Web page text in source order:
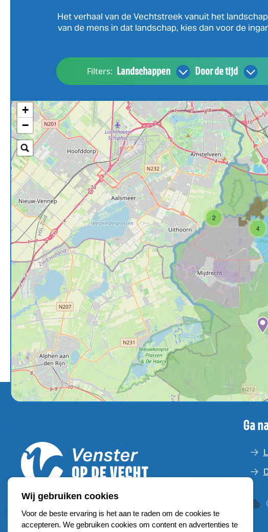
Wij gebruiken cookies
Voor de beste ervaring is het aan te raden om de cookies te
accepteren. We gebruiken cookies om content en advertenties te
Het verhaal van de Vechtstreek vanuit het
van de mens in dat landschap, kies dan voor de
Filters: Landschappen Door de tijd
2
4
+
−
Ga